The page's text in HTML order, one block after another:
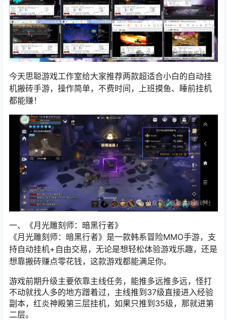
今天思聪游戏工作室给大家推荐两款超适合小白的自动挂
机搬砖手游，操作简单，不费时间，上班摸鱼、睡前挂机
都能赚！
一、《月光雕刻师：暗黑行者》
《月光雕刻师：暗黑行者》是一款韩系冒险MMO手游，支
持自动挂机+自由交易， 无论是想轻松体验游戏乐趣，还是
想靠搬砖赚点零花钱，这款游戏都能满足你。
游戏前期升级主要依靠主线任务，能推多远推多远，怪打
不动就找人多的地方蹭着过，主线推到37级直接进入经验
副本，红炎神殿第三层挂机，如果只推到35级，那就进第
二层。